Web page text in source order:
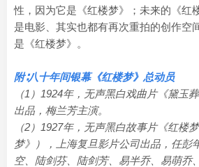
性，因为它是《红楼梦》；未来的《红
是电影、其实也都有再次重拍的创作空
是《红楼梦》。
附∶八十年间银幕《红楼梦》总动员
（1）1924年，无声黑白戏曲片《黛玉
出品，梅兰芳主演。
（2）1927年，无声黑白故事片《红楼
梦》），上海复旦影片公司出品，任彭
空、陆剑芬、陆剑芳、易半乔、易萌乔